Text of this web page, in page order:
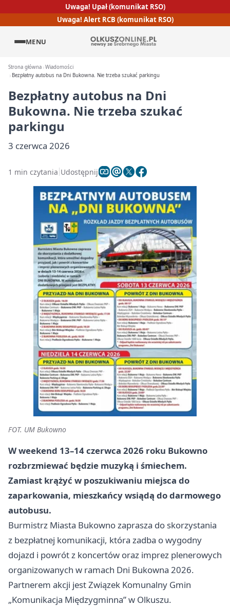
Uwaga! Upał (komunikat RSO)
Uwaga! Alert RCB (komunikat RSO)
MENU
Strona główna Wiadomości
Bezpłatny autobus na Dni Bukowna. Nie trzeba szukać parkingu
Bezpłatny autobus na Dni
Bukowna. Nie trzeba szukać
parkingu
3 czerwca 2026
1 min czytania Udostępnij
FOT. UM Bukowno
W weekend 13–14 czerwca 2026 roku Bukowno
rozbrzmiewać będzie muzyką i śmiechem.
Zamiast krążyć w poszukiwaniu miejsca do
zaparkowania, mieszkańcy wsiądą do darmowego
autobusu.
Burmistrz Miasta Bukowno zaprasza do skorzystania
z bezpłatnej komunikacji, która zadba o wygodny
dojazd i powrót z koncertów oraz imprez plenerowych
organizowanych w ramach Dni Bukowna 2026.
Partnerem akcji jest Związek Komunalny Gmin
„Komunikacja Międzygminna” w Olkuszu.